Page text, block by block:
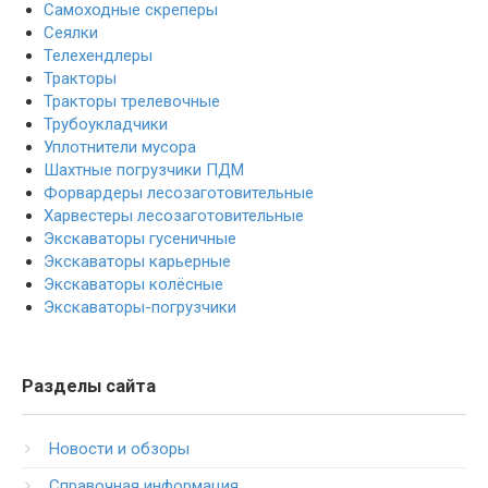
Самоходные скреперы
Сеялки
Телехендлеры
Тракторы
Тракторы трелевочные
Трубоукладчики
Уплотнители мусора
Шахтные погрузчики ПДМ
Форвардеры лесозаготовительные
Харвестеры лесозаготовительные
Экскаваторы гусеничные
Экскаваторы карьерные
Экскаваторы колёсные
Экскаваторы-погрузчики
Разделы сайта
Новости и обзоры